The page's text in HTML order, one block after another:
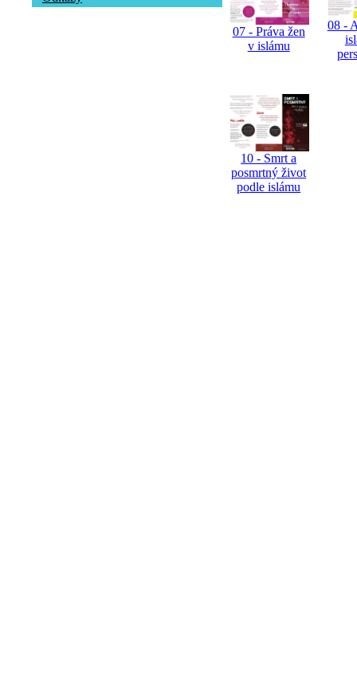
07 - Práva žen
v islámu
08 -
10 - Smrt a
posmrtný život
podle islámu